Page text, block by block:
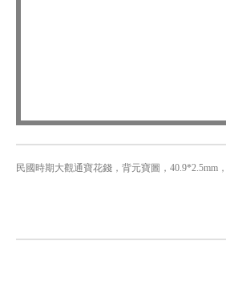
民國時期大觀通寶花錢，背元寶圖，40.9*2.5mm